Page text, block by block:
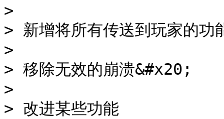
>
> 新增将所有传送到玩家的
>
> 移除无效的崩溃&#x20;
>
> 改进某些功能